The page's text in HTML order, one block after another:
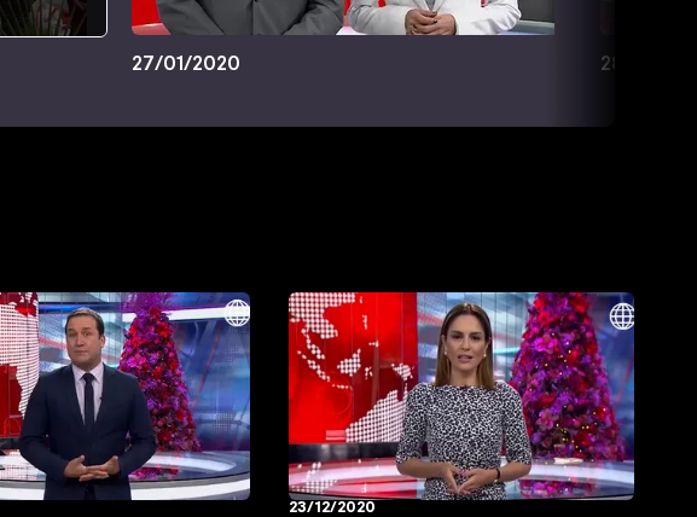
27/01/2020 28/01/
23/12/2020